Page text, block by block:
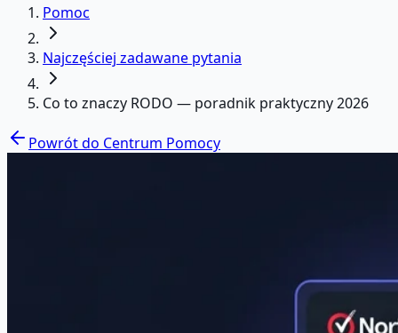
Pomoc
Najczęściej zadawane pytania
Co to znaczy RODO — poradnik praktyczny 2026
Powrót do Centrum Pomocy